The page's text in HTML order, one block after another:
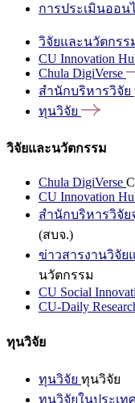
การประเมินออน
วิจัยและนวัตกรร
CU Innovation
Chula DigiVerse
สำนักบริหารวิจัย
ทุนวิจัย
วิจัยและนวัตกรรม
Chula DigiVerse
CU Innovation
สำนักบริหารวิจัย
(สบจ.)
ข่าวสารงานวิจัย
นวัตกรรม
CU Social
CU-Daily
ทุนวิจัย
ทุนวิจัย ทุนวิจัย
ทุนวิจัยในประเท